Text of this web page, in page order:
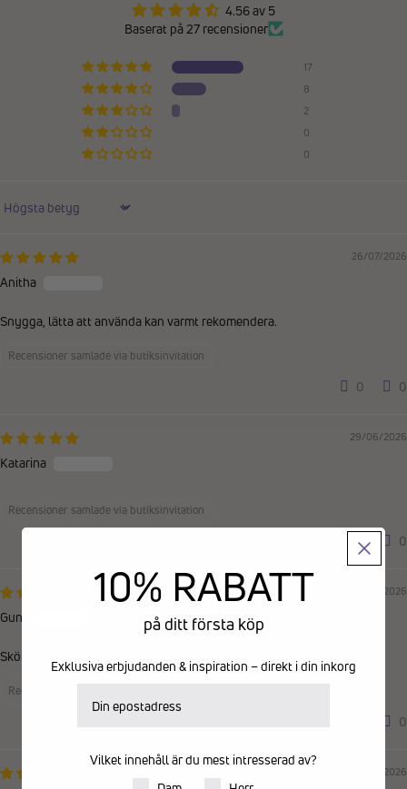
4.56 av 5
Baserat på 27 recensioner
17
8
2
0
0
Sort by
26/07/2026
Anitha
Snygga, lätta att använda kan varmt rekomendera.
Recensioner samlade via butiksinvitation
0 0
29/06/2026
Katarina
Recensioner samlade via butiksinvitation
0 0
17/06/2026
Gun
Sköna
Recensioner samlade via butiksinvitation
0
16/06/2026
10% RABATT
på ditt första köp
Exklusiva erbjudanden & inspiration – direkt i din inkorg
Vilket innehåll är du mest intresserad av?
Produkter för dam eller herr